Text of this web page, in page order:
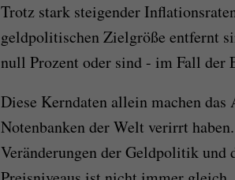
Trotz stark steigender
geldpolitischen Zielgröße entfernt
null Prozent oder sind - im Fall der
Diese Kerndaten allein machen
Notenbanken der Welt verirrt
Veränderungen der Geldpolitik und